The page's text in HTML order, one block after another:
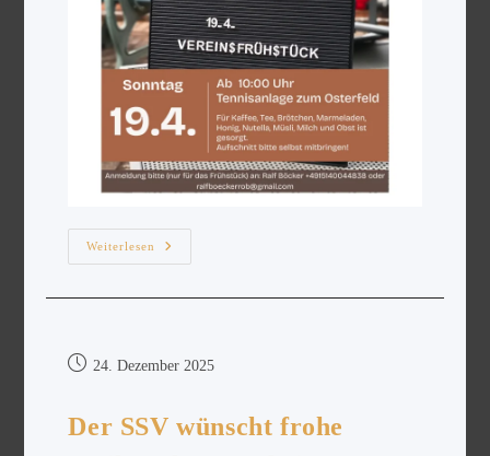
Weiterlesen
24. Dezember 2025
Der SSV wünscht frohe